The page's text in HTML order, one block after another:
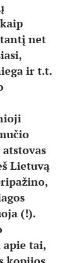
net
ir t.t.
Lietuvą
(!).
tai,